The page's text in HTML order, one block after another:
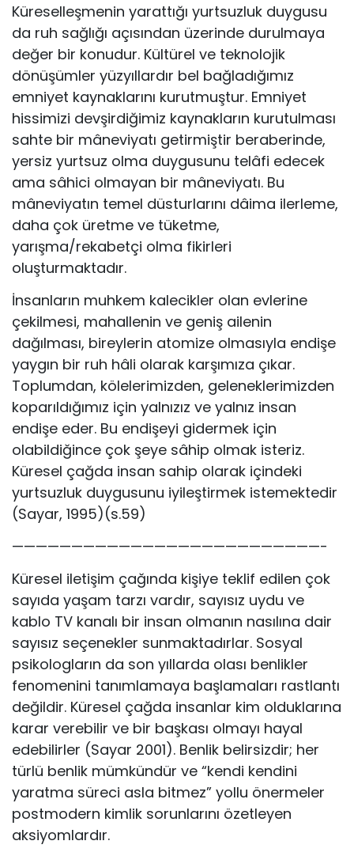
Küreselleşmenin yarattığı yurtsuzluk duygusu
da ruh sağlığı açısından üzerinde durulmaya
değer bir konudur. Kültürel ve teknolojik
dönüşümler yüzyıllardır bel bağladığımız
emniyet kaynaklarını kurutmuştur. Emniyet
hissimizi devşirdiğimiz kaynakların kurutulması
sahte bir mâneviyatı getirmiştir beraberinde,
yersiz yurtsuz olma duygusunu telâfi edecek
ama sâhici olmayan bir mâneviyatı. Bu
mâneviyatın temel düsturlarını dâima ilerleme,
daha çok üretme ve tüketme,
yarışma/rekabetçi olma fikirleri
oluşturmaktadır.
İnsanların muhkem kalecikler olan evlerine
çekilmesi, mahallenin ve geniş ailenin
dağılması, bireylerin atomize olmasıyla endişe
yaygın bir ruh hâli olarak karşımıza çıkar.
Toplumdan, kölelerimizden, geleneklerimizden
koparıldığımız için yalnızız ve yalnız insan
endişe eder. Bu endişeyi gidermek için
olabildiğince çok şeye sâhip olmak isteriz.
Küresel çağda insan sahip olarak içindeki
yurtsuzluk duygusunu iyileştirmek istemektedir
(Sayar, 1995)(s.59)
——————————————————————————-
Küresel iletişim çağında kişiye teklif edilen çok
sayıda yaşam tarzı vardır, sayısız uydu ve
kablo TV kanalı bir insan olmanın nasılına dair
sayısız seçenekler sunmaktadırlar. Sosyal
psikologların da son yıllarda olası benlikler
fenomenini tanımlamaya başlamaları rastlantı
değildir. Küresel çağda insanlar kim olduklarına
karar verebilir ve bir başkası olmayı hayal
edebilirler (Sayar 2001). Benlik belirsizdir; her
türlü benlik mümkündür ve “kendi kendini
yaratma süreci asla bitmez” yollu önermeler
postmodern kimlik sorunlarını özetleyen
aksiyomlardır.